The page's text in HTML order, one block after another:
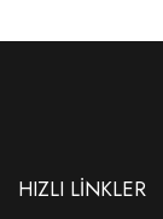
HIZLI LİNKLER